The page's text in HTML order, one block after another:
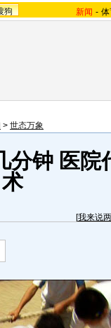
狗 新闻 -
> 世态万象
分钟 医院
术
[我来说